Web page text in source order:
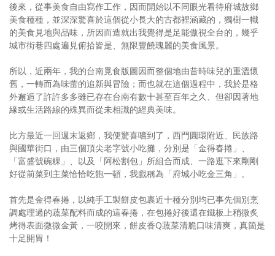
關於Yilan
個人著作
活動實況記錄
媒體報導一覽
訂閱電子報
後來，從事美食自由寫作工作，因而開始以不同眼光看待府城故鄉
美食種種，並深深驚喜於這個從小長大的古都裡涵藏的，獨樹一幟
的美食見地與品味，所因而造就出我覺得是足能傲視全台的，幾乎
城市街巷四處遍見俯拾皆是、無限豐饒瑰麗的美食風景。
所以，近兩年，我的台南覓食版圖因而整個地由昔時味兒的重溫懷
舊，一轉而為味蕾的追新與冒險；而也就在這個過程中，我於是格
外邂逅了許許多多雖已存在台南有數十甚至百年之久、但卻因著地
緣或生活路線的殊異而從未相識的經典美味。
比方最近一回週末返鄉，我便驚喜嚐到了，西門圓環附近、民族路
與國華街口，由三個頂尖老字號小吃攤，分別是「金得春捲」、
「富盛號碗粿」、以及「阿松割包」所組合而成、一路逛下來剛剛
好從前菜到主菜恰恰吃飽一頓，我戲稱為「府城小吃金三角」。
首先是金得春捲，以純手工製餅皮包裹近十種分別均已事先個別烹
調處理過的蔬菜配料而成的這春捲，在包捲好後還在鐵板上稍微炙
烤得表面微微金黃，一咬開來，餅皮香Q蔬菜清脆口味清爽，真箇是
十足開胃！